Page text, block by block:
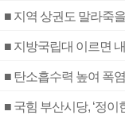
■ 지역 상권도 말라죽
■ 지방국립대 이르면
■ 탄소흡수력 높여 폭